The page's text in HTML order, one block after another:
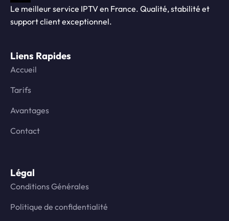
Le meilleur service IPTV en France. Qualité, stabilité et
support client exceptionnel.
Liens Rapides
Accueil
Tarifs
Avantages
Contact
Légal
Conditions Générales
Politique de confidentialité